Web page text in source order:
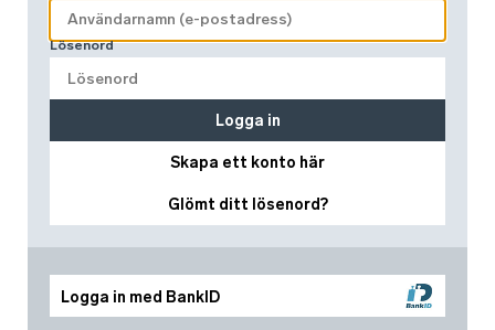
Logga in med BankID
Lösenord
Skapa ett konto här
Glömt ditt lösenord?
Logga in